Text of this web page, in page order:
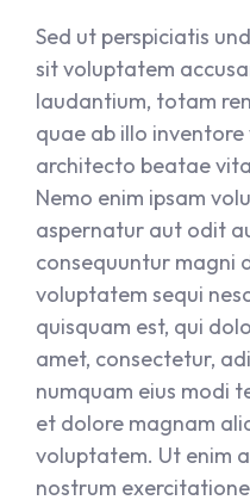
Sed ut perspiciatis
sit voluptatem
laudantium, totam
quae ab illo
architecto beatae
Nemo enim ipsam
aspernatur aut odit
consequuntur magni
voluptatem sequi
quisquam est, qui
amet, consectetur,
numquam eius modi
et dolore magnam
voluptatem. Ut enim
nostrum